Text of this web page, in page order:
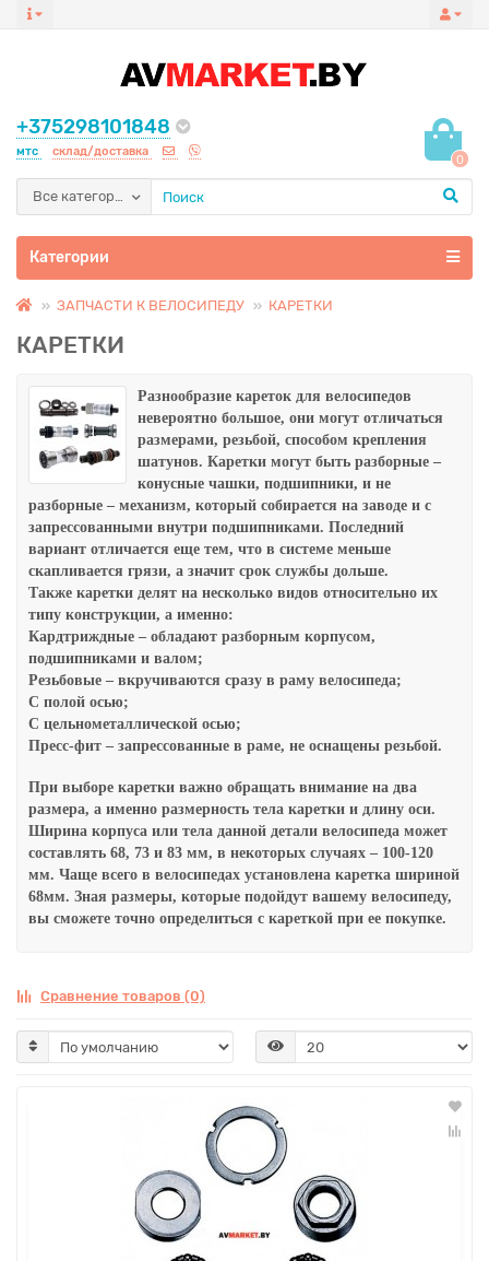
+375298101848
мтс склад/доставка
0
Все категории
Категории
ЗАПЧАСТИ К ВЕЛОСИПЕДУ КАРЕТКИ
КАРЕТКИ
Разнообразие кареток для велосипедов
невероятно большое, они могут отличаться
размерами, резьбой, способом крепления
шатунов. Каретки могут быть разборные –
конусные чашки, подшипники, и не
разборные – механизм, который собирается на заводе и с
запрессованными внутри подшипниками. Последний
вариант отличается еще тем, что в системе меньше
скапливается грязи, а значит срок службы дольше.
Также каретки делят на несколько видов относительно их
типу конструкции, а именно:
Кардтриждные – обладают разборным корпусом,
подшипниками и валом;
Резьбовые – вкручиваются сразу в раму велосипеда;
С полой осью;
С цельнометаллической осью;
Пресс-фит – запрессованные в раме, не оснащены резьбой.
При выборе каретки важно обращать внимание на два
размера, а именно размерность тела каретки и длину оси.
Ширина корпуса или тела данной детали велосипеда может
составлять 68, 73 и 83 мм, в некоторых случаях – 100-120
мм. Чаще всего в велосипедах установлена каретка шириной
68мм. Зная размеры, которые подойдут вашему велосипеду,
вы сможете точно определиться с кареткой при ее покупке.
Сравнение товаров (0)